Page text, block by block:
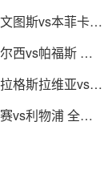
图斯vs本菲卡
西vs帕福斯 全
格斯拉维亚vs巴
vs利物浦 全场